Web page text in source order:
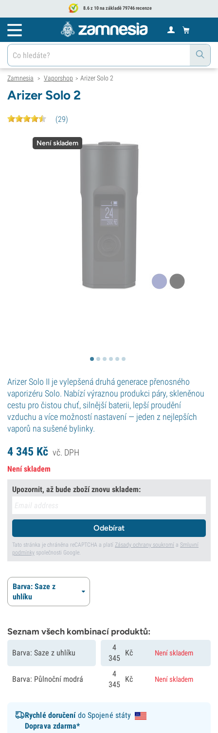
8.6 z 10 na základě 79746 recenze
Zamnesia > Vaporshop > Arizer Solo 2
Arizer Solo 2
(29)
Není skladem
Arizer Solo II je vylepšená druhá generace přenosného
vaporizéru Solo. Nabízí výraznou produkci páry, skleněnou
cestu pro čistou chuť, silnější baterii, lepší proudění
vzduchu a více možností nastavení — jeden z nejlepších
vaporů na sušené bylinky.
4 345 Kč vč. DPH
Není skladem
Upozornit, až bude zboží znovu skladem:
Odebírat
Tato stránka je chráněna reCAPTCHA a platí Zásady ochrany soukromí a Smluvní
podmínky společnosti Google.
Barva: Saze z
uhlíku
Seznam všech kombinací produktů:
Barva: Saze z uhlíku
4
345
Kč Není skladem
Barva: Půlnoční modrá
4
345
Kč Není skladem
Rychlé doručenído Spojené státy
Doprava zdarma*